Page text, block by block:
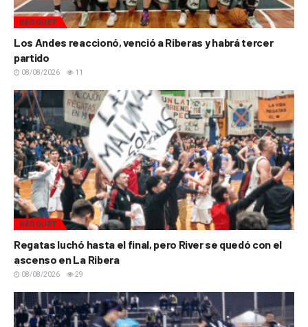
BÁSQUET
Los Andes reaccionó, venció a Riberas y habrá tercer
partido
08/08/2026 11
BÁSQUET
Regatas luchó hasta el final, pero River se quedó con el
ascenso en La Ribera
08/08/2026 29